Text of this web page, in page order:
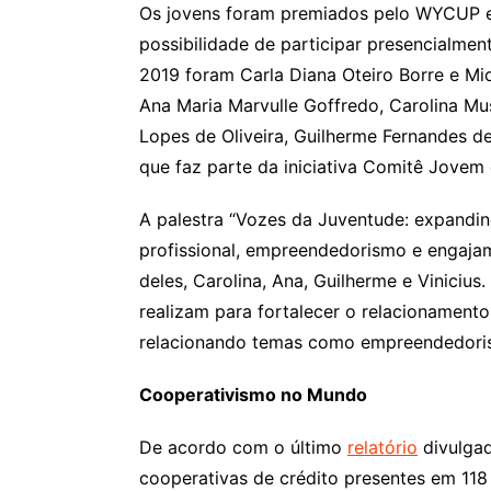
Os jovens foram premiados pelo
possibilidade de participar
2019 foram Carla Diana Oteiro Borre e
Ana Maria Marvulle Goffredo, Carolina
Lopes de Oliveira, Guilherme Fernandes
que faz parte da iniciativa Comitê Jovem
A palestra “Vozes da Juventude:
profissional, empreendedorismo e
deles, Carolina, Ana, Guilherme e
realizam para fortalecer o
relacionando temas como
Cooperativismo no Mundo
De acordo com o último relatório
cooperativas de crédito presentes em